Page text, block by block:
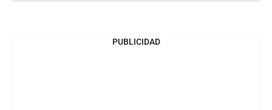
PUBLICIDAD